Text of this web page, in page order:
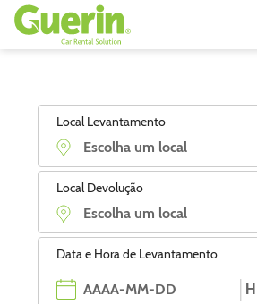
Local Levantamento
Local Devolução
Data e Hora de Levantamento